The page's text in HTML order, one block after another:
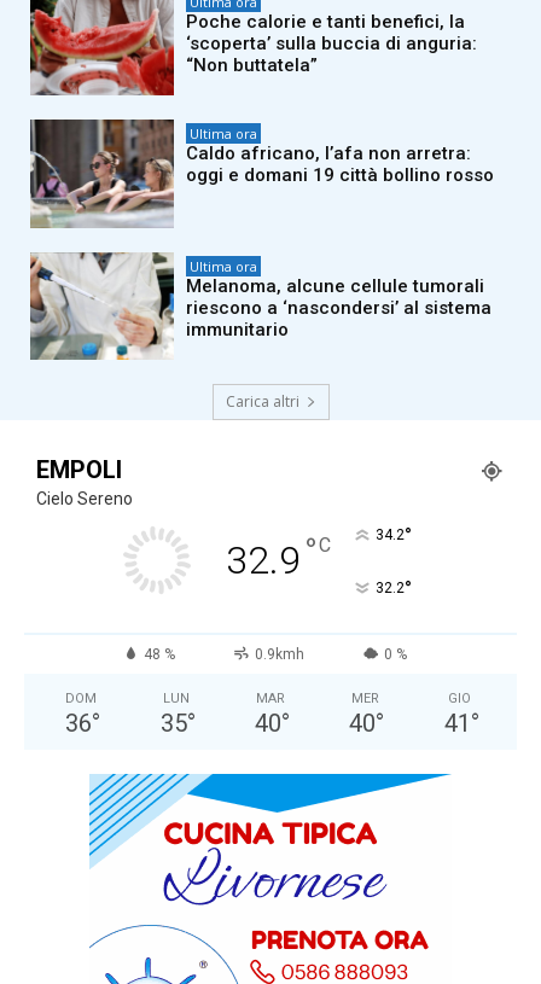
Poche calorie e tanti benefici, la
‘scoperta’ sulla buccia di anguria:
“Non buttatela”
Ultima ora
Caldo africano, l’afa non arretra:
oggi e domani 19 città bollino rosso
Ultima ora
Melanoma, alcune cellule tumorali
riescono a ‘nascondersi’ al sistema
immunitario
Carica altri
EMPOLI
Cielo Sereno
32.9 °C 34.2°
32.2°
48 % 0.9kmh 0 %
DOM
36°
LUN
35°
MAR
40°
MER
40°
GIO
41 °